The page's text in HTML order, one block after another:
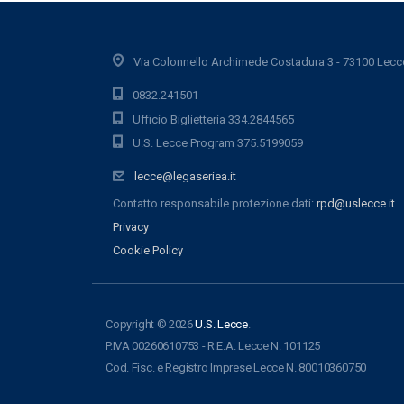
Via Colonnello Archimede Costadura 3 - 73100
0832.241501
Ufficio Biglietteria 334.2844565
U.S. Lecce Program 375.5199059
lecce@legaseriea.it
Contatto responsabile protezione dati: rpd@uslecce.it
Privacy
Cookie Policy
Copyright © 2026U.S. Lecce.
P.IVA 00260610753 - R.E.A. Lecce N. 101125
Cod. Fisc. e Registro Imprese Lecce N. 80010360750